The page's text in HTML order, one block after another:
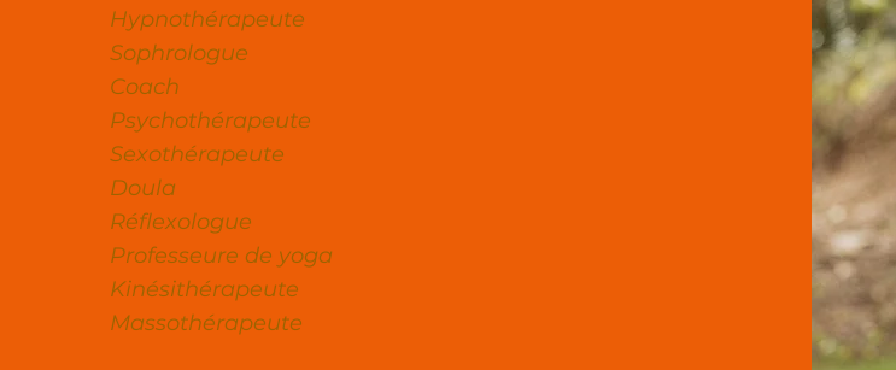
Hypnothérapeute
Sophrologue
Coach
Psychothérapeute
Sexothérapeute
Doula
Réflexologue
Professeure de yoga
Kinésithérapeute
Massothérapeute